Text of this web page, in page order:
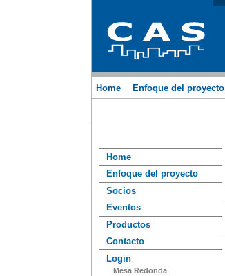
Home Enfoque del proyecto
Home
Enfoque del proyecto
Socios
Eventos
Productos
Contacto
Login
Mesa Redonda